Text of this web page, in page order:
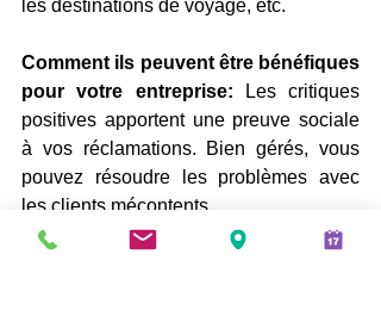
les destinations de voyage, etc.
Comment ils peuvent être bénéfiques
pour votre entreprise: Les critiques
positives apportent une preuve sociale
à vos réclamations. Bien gérés, vous
pouvez résoudre les problèmes avec
les clients mécontents.